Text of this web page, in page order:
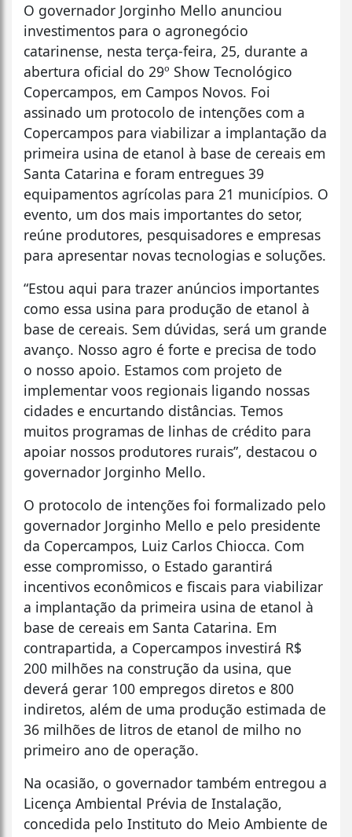
O governador Jorginho Mello anunciou
investimentos para o agronegócio
catarinense, nesta terça-feira, 25, durante a
abertura oficial do 29º Show Tecnológico
Copercampos, em Campos Novos. Foi
assinado um protocolo de intenções com a
Copercampos para viabilizar a implantação da
primeira usina de etanol à base de cereais em
Santa Catarina e foram entregues 39
equipamentos agrícolas para 21 municípios. O
evento, um dos mais importantes do setor,
reúne produtores, pesquisadores e empresas
para apresentar novas tecnologias e soluções.
“Estou aqui para trazer anúncios importantes
como essa usina para produção de etanol à
base de cereais. Sem dúvidas, será um grande
avanço. Nosso agro é forte e precisa de todo
o nosso apoio. Estamos com projeto de
implementar voos regionais ligando nossas
cidades e encurtando distâncias. Temos
muitos programas de linhas de crédito para
apoiar nossos produtores rurais”, destacou o
governador Jorginho Mello.
O protocolo de intenções foi formalizado pelo
governador Jorginho Mello e pelo presidente
da Copercampos, Luiz Carlos Chiocca. Com
esse compromisso, o Estado garantirá
incentivos econômicos e fiscais para viabilizar
a implantação da primeira usina de etanol à
base de cereais em Santa Catarina. Em
contrapartida, a Copercampos investirá R$
200 milhões na construção da usina, que
deverá gerar 100 empregos diretos e 800
indiretos, além de uma produção estimada de
36 milhões de litros de etanol de milho no
primeiro ano de operação.
Na ocasião, o governador também entregou a
Licença Ambiental Prévia de Instalação,
concedida pelo Instituto do Meio Ambiente de